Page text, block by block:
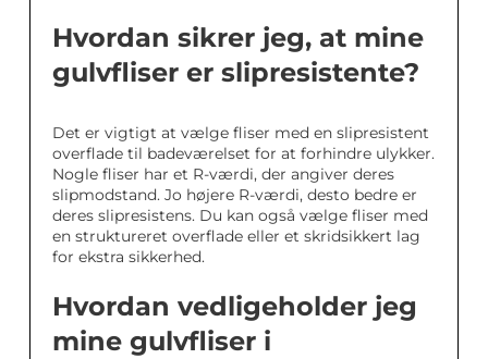
Hvordan sikrer jeg, at mine
gulvfliser er slipresistente?
Det er vigtigt at vælge fliser med en slipresistent
overflade til badeværelset for at forhindre ulykker.
Nogle fliser har et R-værdi, der angiver deres
slipmodstand. Jo højere R-værdi, desto bedre er
deres slipresistens. Du kan også vælge fliser med
en struktureret overflade eller et skridsikkert lag
for ekstra sikkerhed.
Hvordan vedligeholder jeg
mine gulvfliser i